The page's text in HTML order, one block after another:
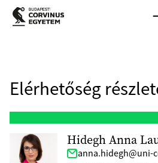
Elérhetőség
Hidegh Anna
anna.hidegh@uni-